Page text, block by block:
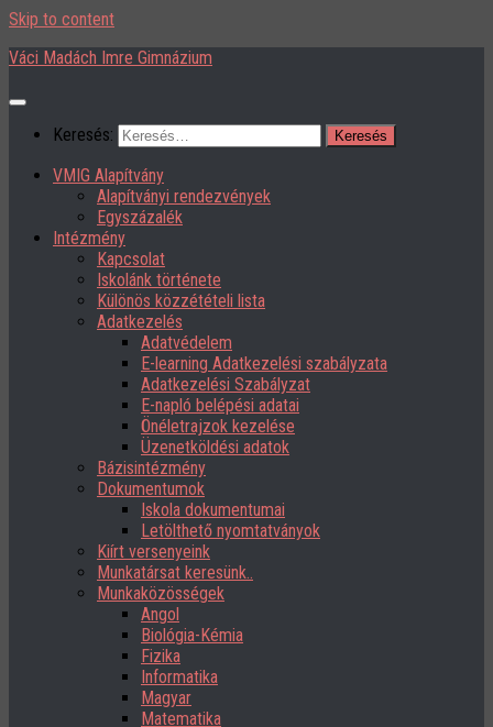
Skip to content
Váci Madách Imre Gimnázium
Keresés:
VMIG Alapítvány
Alapítványi rendezvények
Egyszázalék
Intézmény
Kapcsolat
Iskolánk története
Különös közzétételi lista
Adatkezelés
Adatvédelem
E-learning Adatkezelési szabályzata
Adatkezelési Szabályzat
E-napló belépési adatai
Önéletrajzok kezelése
Üzenetköldési adatok
Bázisintézmény
Dokumentumok
Iskola dokumentumai
Letölthető nyomtatványok
Kiírt versenyeink
Munkatársat keresünk..
Munkaközösségek
Angol
Biológia-Kémia
Fizika
Informatika
Magyar
Matematika